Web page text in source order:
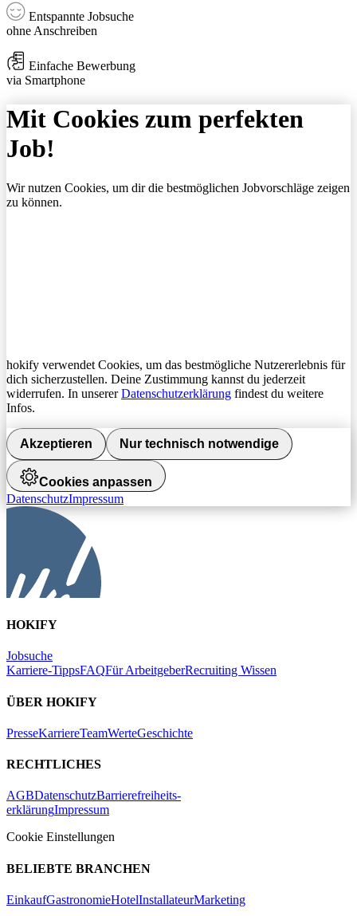
Entspannte Jobsuche
ohne Anschreiben
Einfache Bewerbung
via Smartphone
Mit Cookies zum perfekten
Job!
Wir nutzen Cookies, um dir die bestmöglichen Jobvorschläge zeigen
zu können.
hokify verwendet Cookies, um das bestmögliche Nutzererlebnis für
dich sicherzustellen. Deine Zustimmung kannst du jederzeit
widerrufen. In unsererDatenschutzerklärung findest du weitere
Infos.
Akzeptieren Nur technisch notwendige
Cookies anpassen
DatenschutzImpressum
HOKIFY
Jobsuche
Karriere-TippsFAQFür ArbeitgeberRecruiting Wissen
ÜBER HOKIFY
PresseKarriereTeamWerteGeschichte
RECHTLICHES
AGBDatenschutzBarrierefreiheits-
erklärungImpressum
Cookie Einstellungen
BELIEBTE BRANCHEN
EinkaufGastronomieHotelInstallateurMarketing